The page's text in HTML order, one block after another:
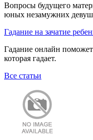
Вопросы будущего
юных незамужних
Гадание на зачатие
Гадание онлайн
которая гадает.
Все статьи